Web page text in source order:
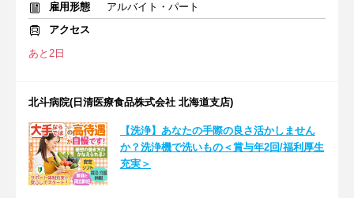
雇用形態
アルバイト・パート
アクセス
あと2日
北斗病院(日清医療食品株式会社 北海道支店)
【洗浄】あなたの手際の良さ活かしません
か？洗浄機で洗いもの＜賞与年2回/福利厚生
充実＞